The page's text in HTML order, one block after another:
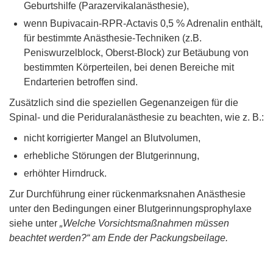
Geburtshilfe (Parazervikalanästhesie),
wenn Bupivacain-RPR-Actavis 0,5 % Adrenalin enthält,
für bestimmte Anästhesie-Techniken (z.B.
Peniswurzelblock, Oberst-Block) zur Betäubung von
bestimmten Körperteilen, bei denen Bereiche mit
Endarterien betroffen sind.
Zusätzlich sind die speziellen Gegenanzeigen für die
Spinal- und die Periduralanästhesie zu beachten, wie z. B.:
nicht korrigierter Mangel an Blutvolumen,
erhebliche Störungen der Blutgerinnung,
erhöhter Hirndruck.
Zur Durchführung einer rückenmarksnahen Anästhesie
unter den Bedingungen einer Blutgerinnungsprophylaxe
siehe unter „Welche Vorsichtsmaßnahmen müssen
beachtet werden?“ am Ende der Packungsbeilage.